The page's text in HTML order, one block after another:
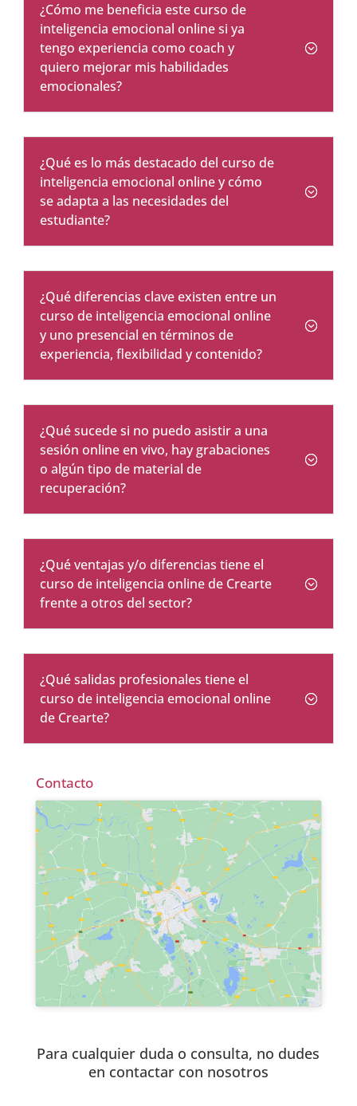
¿Cómo me beneficia este curso de
inteligencia emocional online si ya
tengo experiencia como coach y
quiero mejorar mis habilidades
emocionales?
¿Qué es lo más destacado del curso de
inteligencia emocional online y cómo
se adapta a las necesidades del
estudiante?
¿Qué diferencias clave existen entre un
curso de inteligencia emocional online
y uno presencial en términos de
experiencia, flexibilidad y contenido?
¿Qué sucede si no puedo asistir a una
sesión online en vivo, hay grabaciones
o algún tipo de material de
recuperación?
¿Qué ventajas y/o diferencias tiene el
curso de inteligencia online de Crearte
frente a otros del sector?
¿Qué salidas profesionales tiene el
curso de inteligencia emocional online
de Crearte?
Contacto
Para cualquier duda o consulta, no dudes
en contactar con nosotros